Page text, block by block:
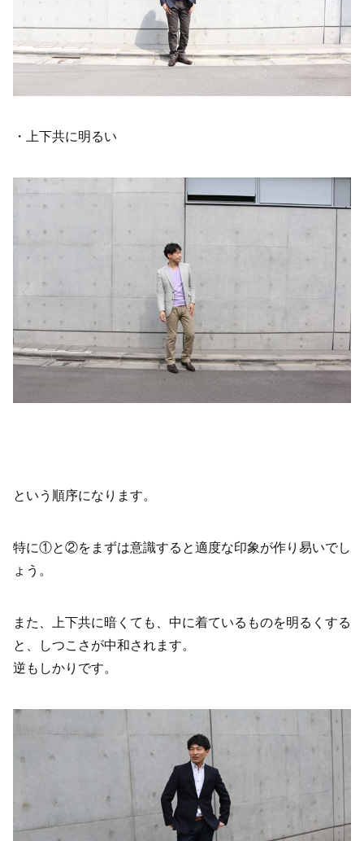
・上下共に明るい
という順序になります。
特に①と②をまずは意識すると適度な印象が作り易いでし
ょう。
また、上下共に暗くても、中に着ているものを明るくする
と、しつこさが中和されます。
逆もしかりです。